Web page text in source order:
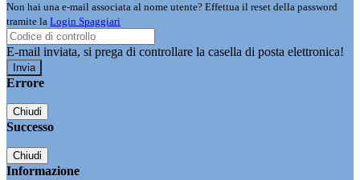
Non hai una e-mail associata al nome utente? Effettua il reset della password
tramite la Login Spaggiari
E-mail inviata, si prega di controllare la casella di posta elettronica!
Errore
Chiudi
Successo
Chiudi
Informazione